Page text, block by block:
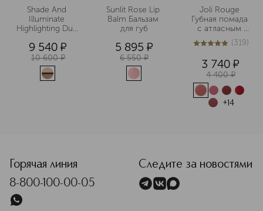
Shade And
Illuminate
Highlighting Duo
Пудра-
хайлайтер
9 540 ¤
10 600 ¤
Sunlit Rose Lip
Balm Бальзам
для губ
5 895 ¤
6 550 ¤
Joli Rouge
Губная помада
с атласным
эффектом
4.9из5319 (319)
3 740 ¤
4 400 ¤
+14
Горячая линия
8-800-100-00-05
Следите за новостями